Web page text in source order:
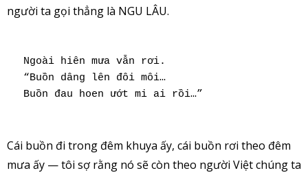
người ta gọi thẳng là NGU LÂU.
Ngoài hiên mưa vẫn rơi.
“Buồn dâng lên đôi môi…
Buồn đau hoen ướt mi ai rồi…”
Cái buồn đi trong đêm khuya ấy, cái buồn rơi theo đêm
mưa ấy — tôi sợ rằng nó sẽ còn theo người Việt chúng ta